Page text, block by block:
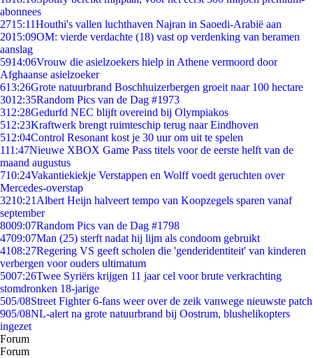
abonnees
2715:11Houthi's vallen luchthaven Najran in Saoedi-Arabië aan
2015:09OM: vierde verdachte (18) vast op verdenking van beramen
aanslag
5914:06Vrouw die asielzoekers hielp in Athene vermoord door
Afghaanse asielzoeker
613:26Grote natuurbrand Boschhuizerbergen groeit naar 100 hectare
3012:35Random Pics van de Dag #1973
312:28Gedurfd NEC blijft overeind bij Olympiakos
512:23Kraftwerk brengt ruimteschip terug naar Eindhoven
512:04Control Resonant kost je 30 uur om uit te spelen
111:47Nieuwe XBOX Game Pass titels voor de eerste helft van de
maand augustus
710:24Vakantiekiekje Verstappen en Wolff voedt geruchten over
Mercedes-overstap
3210:21 Albert Heijn halveert tempo van Koopzegels sparen vanaf
september
8009:07Random Pics van de Dag #1798
4709:07Man (25) sterft nadat hij lijm als condoom gebruikt
4108:27Regering VS geeft scholen die 'genderidentiteit' van kinderen
verbergen voor ouders ultimatum
5007:26Twee Syriërs krijgen 11 jaar cel voor brute verkrachting
stomdronken 18-jarige
505/08Street Fighter 6-fans weer over de zeik vanwege nieuwste patch
905/08NL-alert na grote natuurbrand bij Oostrum, blushelikopters
ingezet
Forum
Forum